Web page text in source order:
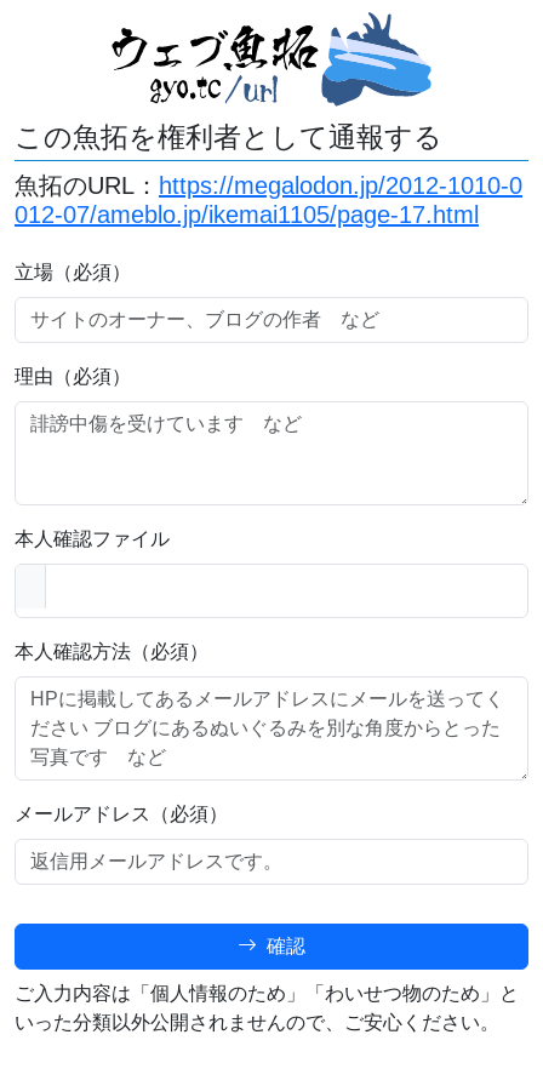
この魚拓を権利者として通報する
魚拓のURL： https://megalodon.jp/2012-1010-0
012-07/ameblo.jp/ikemai1105/page-17.html
立場（必須）
理由（必須）
本人確認ファイル
本人確認方法（必須）
メールアドレス（必須）
確認
ご入力内容は「個人情報のため」「わいせつ物のため」と
いった分類以外公開されませんので、ご安心ください。